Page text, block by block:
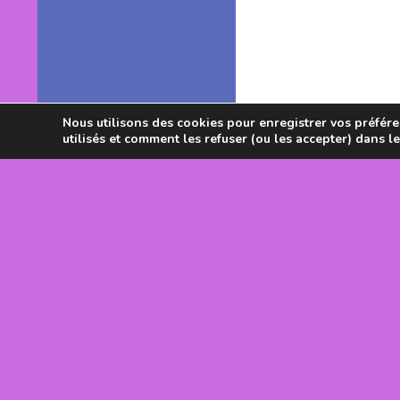
Nous utilisons des cookies pour enregistrer vos
utilisés et comment les refuser (ou les accepter) dans